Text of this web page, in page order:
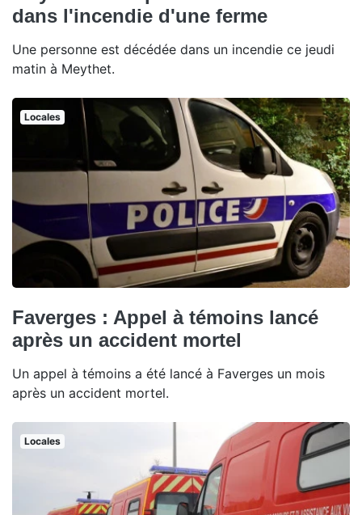
dans l'incendie d'une ferme
Une personne est décédée dans un incendie ce jeudi
matin à Meythet.
Locales
Faverges : Appel à témoins lancé
après un accident mortel
Un appel à témoins a été lancé à Faverges un mois
après un accident mortel.
Locales